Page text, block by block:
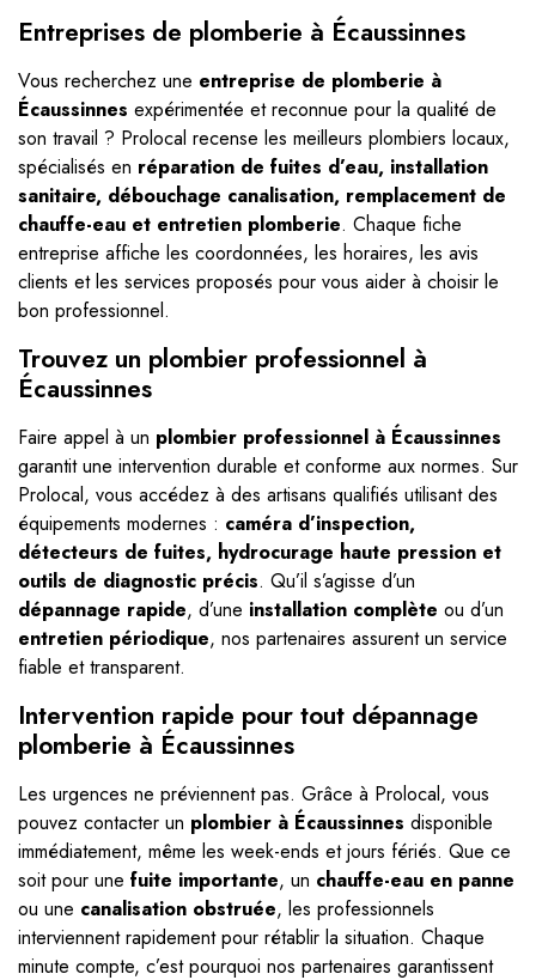
Entreprises de plomberie à Écaussinnes
Vous recherchez une entreprise de plomberie à
Écaussinnes expérimentée et reconnue pour la qualité de
son travail ? Prolocal recense les meilleurs plombiers locaux,
spécialisés en réparation de fuites d’eau, installation
sanitaire, débouchage canalisation, remplacement de
chauffe-eau et entretien plomberie. Chaque fiche
entreprise affiche les coordonnées, les horaires, les avis
clients et les services proposés pour vous aider à choisir le
bon professionnel.
Trouvez un plombier professionnel à
Écaussinnes
Faire appel à un plombier professionnel à Écaussinnes
garantit une intervention durable et conforme aux normes. Sur
Prolocal, vous accédez à des artisans qualifiés utilisant des
équipements modernes : caméra d’inspection,
détecteurs de fuites, hydrocurage haute pression et
outils de diagnostic précis. Qu’il s’agisse d’un
dépannage rapide, d’une installation complète ou d’un
entretien périodique, nos partenaires assurent un service
fiable et transparent.
Intervention rapide pour tout dépannage
plomberie à Écaussinnes
Les urgences ne préviennent pas. Grâce à Prolocal, vous
pouvez contacter un plombier à Écaussinnes disponible
immédiatement, même les week-ends et jours fériés. Que ce
soit pour une fuite importante, un chauffe-eau en panne
ou une canalisation obstruée, les professionnels
interviennent rapidement pour rétablir la situation. Chaque
minute compte, c’est pourquoi nos partenaires garantissent